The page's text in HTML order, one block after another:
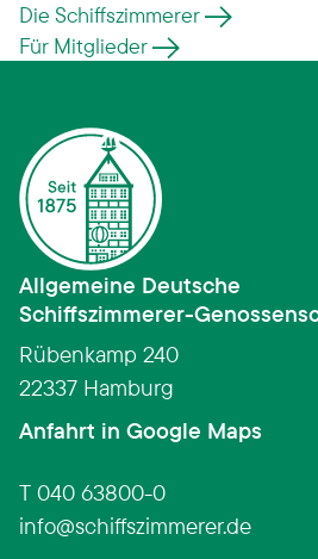
Die Schiffszimmerer
Für Mitglieder
Allgemeine Deutsche
Schiffszimmerer­-­
Rübenkamp 240
22337 Hamburg
Anfahrt in Google Maps
T 040 63800-0
info
schiffszimmerer.de